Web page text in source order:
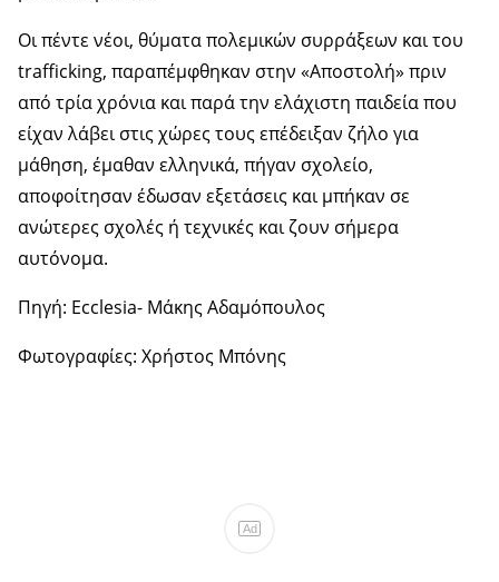
Οι πέντε νέοι, θύματα πολεμικών συρράξεων και του
trafficking, παραπέμφθηκαν στην «Αποστολή» πριν
από τρία χρόνια και παρά την ελάχιστη παιδεία που
είχαν λάβει στις χώρες τους επέδειξαν ζήλο για
μάθηση, έμαθαν ελληνικά, πήγαν σχολείο,
αποφοίτησαν έδωσαν εξετάσεις και μπήκαν σε
ανώτερες σχολές ή τεχνικές και ζουν σήμερα
αυτόνομα.
Πηγή: Ecclesia- Μάκης Αδαμόπουλος
Φωτογραφίες: Χρήστος Μπόνης
Ad